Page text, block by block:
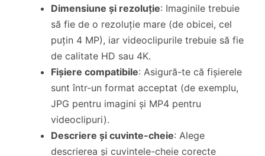
Dimensiune și rezoluție: Imaginile trebuie
să fie de o rezoluție mare (de obicei, cel
puțin 4 MP), iar videoclipurile trebuie să fie
de calitate HD sau 4K.
Fișiere compatibile: Asigură-te că fișierele
sunt într-un format acceptat (de exemplu,
JPG pentru imagini și MP4 pentru
videoclipuri).
Descriere și cuvinte-cheie: Alege
descrierea și cuvintele-cheie corecte